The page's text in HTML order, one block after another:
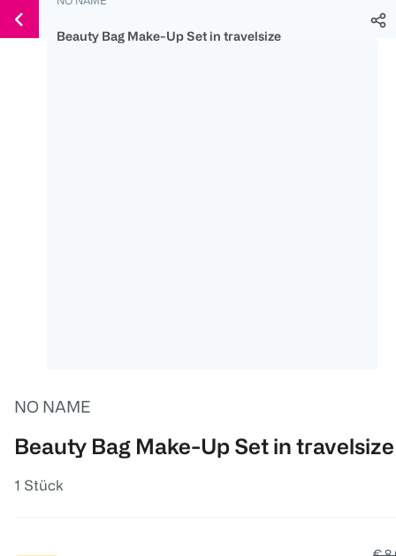
150 Ös
300 Ös
500 Ös
Weiter
zum
Beauty Bag Make-Up Set in travelsize
NO NAME
Beauty Bag Make-Up Set in travelsize
1 Stück